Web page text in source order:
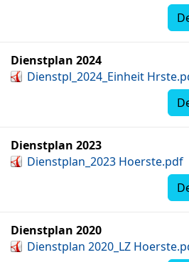
Dienstplan 2024
Dienstpl_2024_Einheit
Dienstplan 2023
Dienstplan_2023 Hoerste.pdf
Dienstplan 2020
Dienstplan 2020_LZ